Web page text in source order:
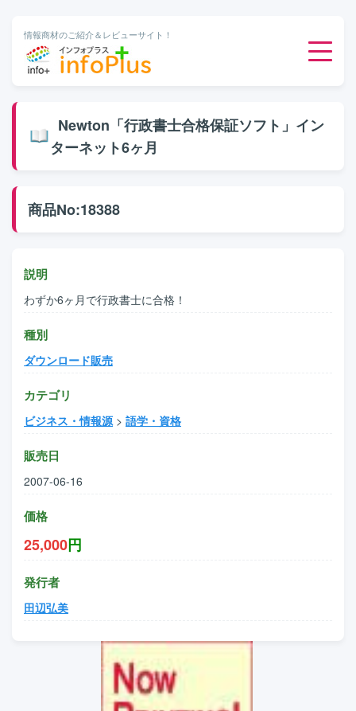
情報商材のご紹介＆レビューサイト！
有料メルマガ
無料ダウンロード
Newton「行政書士合格保証ソフト」イン
ターネット6ヶ月
商品No:18388
説明
わずか6ヶ月で行政書士に合格！
種別
ダウンロード販売
カテゴリ
ビジネス・情報源> 語学・資格
販売日
2007-06-16
価格
25,000円
発行者
田辺弘美